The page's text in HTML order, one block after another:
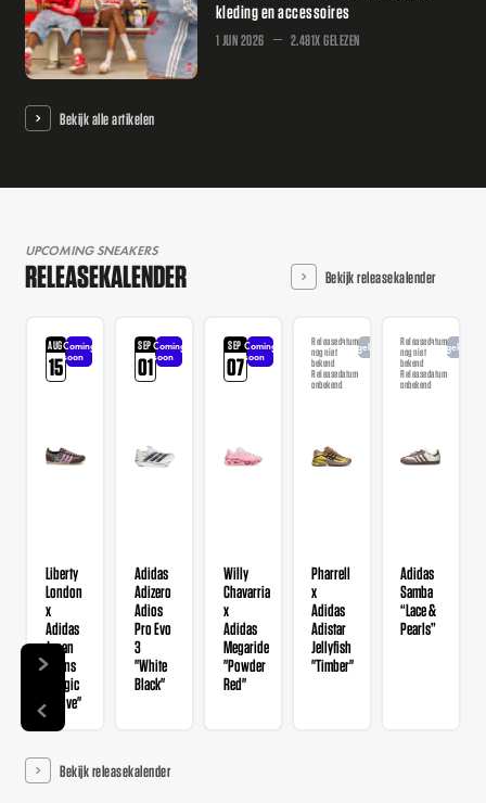
kleding en accessoires
1 JUN 2026 2.481X GELEZEN
Bekijk alle artikelen
UPCOMING SNEAKERS
RELEASEKALENDER Bekijk releasekalender
AUG
15
Coming
soon
Liberty
London
x
Adidas
Japan
Wmns
"Magic
Mauve"
SEP
01
Coming
soon
Adidas
Adizero
Adios
Pro Evo
3
"White
Black"
SEP
07
Coming
soon
Willy
Chavarria
x
Adidas
Megaride
"Powder
Red"
Releasedatum
nog niet
bekend
Releasedatum
onbekend
Aangekondigd
Pharrell
x
Adidas
Adistar
Jellyfish
"Timber"
Releasedatum
nog niet
bekend
Releasedatum
onbekend
Adidas
Samba
“Lace &
Pearls”
Bekijk releasekalender